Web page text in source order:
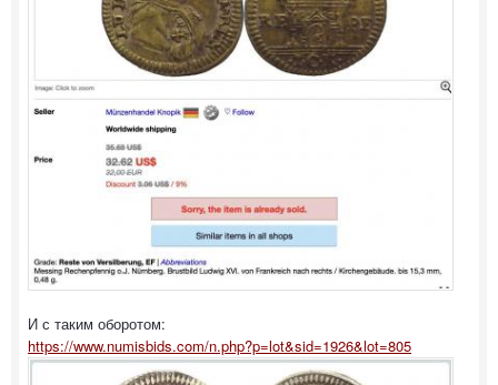
И с таким оборотом:
https://www.numisbids.com/n.php?p=lot&sid=1926&lot=805